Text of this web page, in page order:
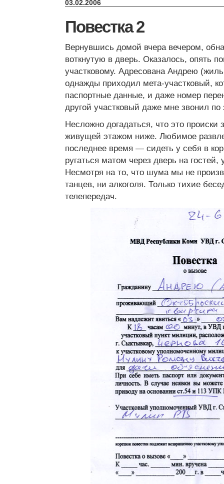
03.02.2006
Повестка 2
Вернувшись домой вчера вечером,
воткнутую в дверь. Оказалось, опять
участковому. Адресована Андрею
однажды приходил мета-участковый,
паспортные данные, и даже номер
другой участковый даже мне звонил по
Несложно догадаться, что это происки
живущей этажом ниже. Любимое
последнее время — сидеть у себя в
ругаться матом через дверь на
Несмотря на то, что шума мы не
танцев, ни алкоголя. Только тихие
телепередач.